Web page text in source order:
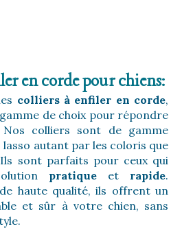
en corde pour chiens:
colliers à enfiler en corde,
de choix pour répondre
colliers sont de gamme
lasso autant par les coloris que
sont parfaits pour ceux qui
pratique et rapide.
haute qualité, ils offrent un
et sûr à votre chien, sans